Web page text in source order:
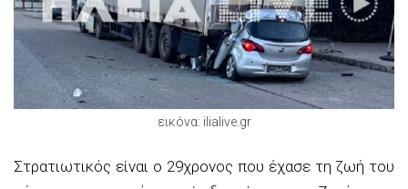
εικόνα: ilialive.gr
Στρατιωτικός είναι ο 29χρονος που έχασε τη ζωή του